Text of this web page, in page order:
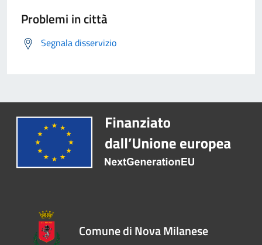
Problemi in città
Segnala disservizio
Comune di Nova Milanese